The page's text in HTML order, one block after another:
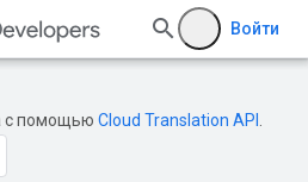
Войти
с помощью Cloud Translation API